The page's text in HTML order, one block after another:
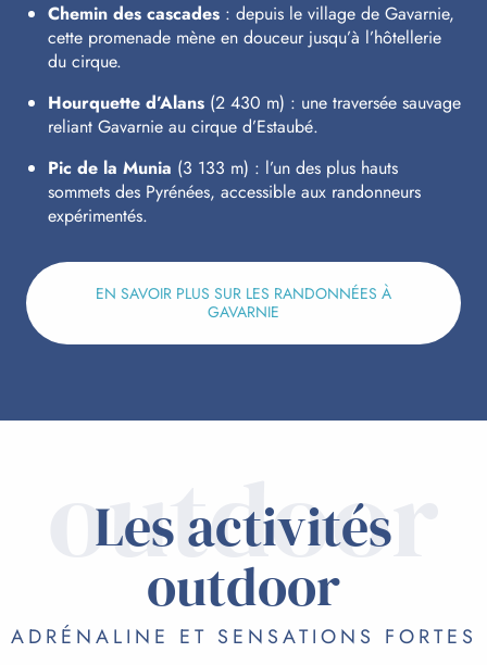
Chemin des cascades : depuis le village de Gavarnie,
cette promenade mène en douceur jusqu’à l’hôtellerie
du cirque.
Hourquette d’Alans (2 430 m) : une traversée sauvage
reliant Gavarnie au cirque d’Estaubé.
Pic de la Munia (3 133 m) : l’un des plus hauts
sommets des Pyrénées, accessible aux randonneurs
expérimentés.
EN SAVOIR PLUS SUR LES RANDONNÉES À
GAVARNIE
outdoor
Les activités
outdoor
ADRÉNALINE ET SENSATIONS FORTES